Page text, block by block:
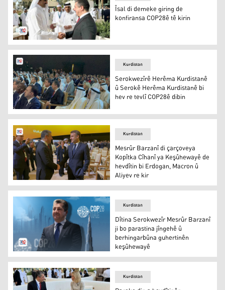
Serokwezîrê Herêma Kurdistanê û Mîrê Qeterê
Îsal di demeke giring de
konfiransa COP28ê tê kirin
Serokwezîrê Herêma Kurdistanê û Serokê Herêma
Kurdistan
Serokwezîrê Herêma Kurdistanê
û Serokê Herêma Kurdistanê bi
hev re tevlî COP28ê dibin
Mesrûr Barzanî û Emmanuel Macron
Kurdistan
Mesrûr Barzanî di çarçoveya
Kopîtka Cîhanî ya Keşûhewayê de
hevdîtin bi Erdogan, Macron û
Aliyev re kir
Mesrûr Barzanî
Kurdistan
Dîtina Serokwezîr Mesrûr Barzanî
ji bo parastina jîngehê û
berhingarbûna guhertinên
keşûhewayê
Kurdistan